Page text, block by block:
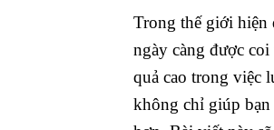
Trong thế giới hiện
ngày càng được
quả cao trong việc
không chỉ giúp bạn